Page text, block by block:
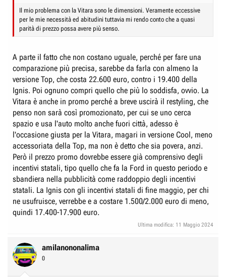
Il mio problema con la Vitara sono le dimensioni. Veramente eccessive
per le mie necessità ed abitudini tuttavia mi rendo conto che a quasi
parità di prezzo possa avere più senso.
A parte il fatto che non costano uguale, perché per fare una
comparazione più precisa, sarebbe da farla con almeno la
versione Top, che costa 22.600 euro, contro i 19.400 della
Ignis. Poi ognuno compri quello che più lo soddisfa, ovvio. La
Vitara è anche in promo perché a breve uscirà il restyling, che
penso non sarà così promozionato, per cui se uno cerca
spazio e usa l'auto molto anche fuori città, adesso è
l'occasione giusta per la Vitara, magari in versione Cool, meno
accessoriata della Top, ma non è detto che sia povera, anzi.
Però il prezzo promo dovrebbe essere già comprensivo degli
incentivi statali, tipo quello che fa la Ford in questo periodo e
sbandiera nella pubblicità come raddoppio degli incentivi
statali. La Ignis con gli incentivi statali di fine maggio, per chi
ne usufruisce, verrebbe e a costare 1.500/2.000 euro di meno,
quindi 17.400-17.900 euro.
Ultima modifica: 11 Maggio 2024
amilanononalima
0